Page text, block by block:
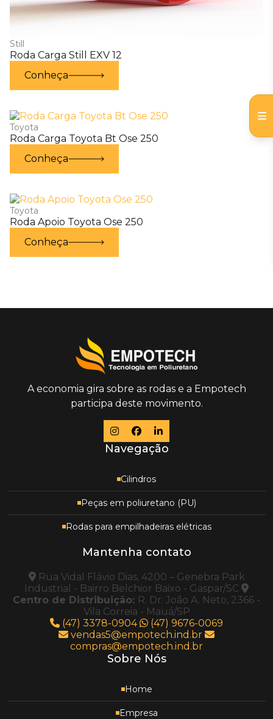
Still
Roda Carga Still EXV 12
Conheça
Toyota
Roda Carga Toyota Bt Ose 250
Conheça
Toyota
Roda Apoio Toyota Ose 250
Conheça
A economia gira sobre as rodas e a Empotech
participa deste movimento.
Navegação
Cilindros
Peças em poliuretano (PU)
Rodas para empilhadeiras elétricas
Mantenha contato
Rua Vidal Flávio Dias, 4200 – Genebra Park
Industrial - Bairro Belchior Baixo - Gaspar/SC
Centro de Distribuição: R. Dr. João A. Neto, 2366 -
Vila Correia - Mauá/SP
(47) 3378-0904
(47) 9676-0069
vendas5@empotech.ind.br
compras@empotech.ind.br
Sobre Nós
Home
Empresa